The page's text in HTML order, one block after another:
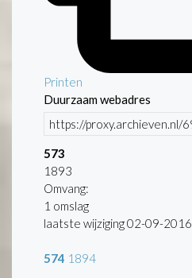
Printen
Duurzaam webadres
573
1893
Omvang:
1 omslag
laatste wijziging 02-09-2016
574 1894